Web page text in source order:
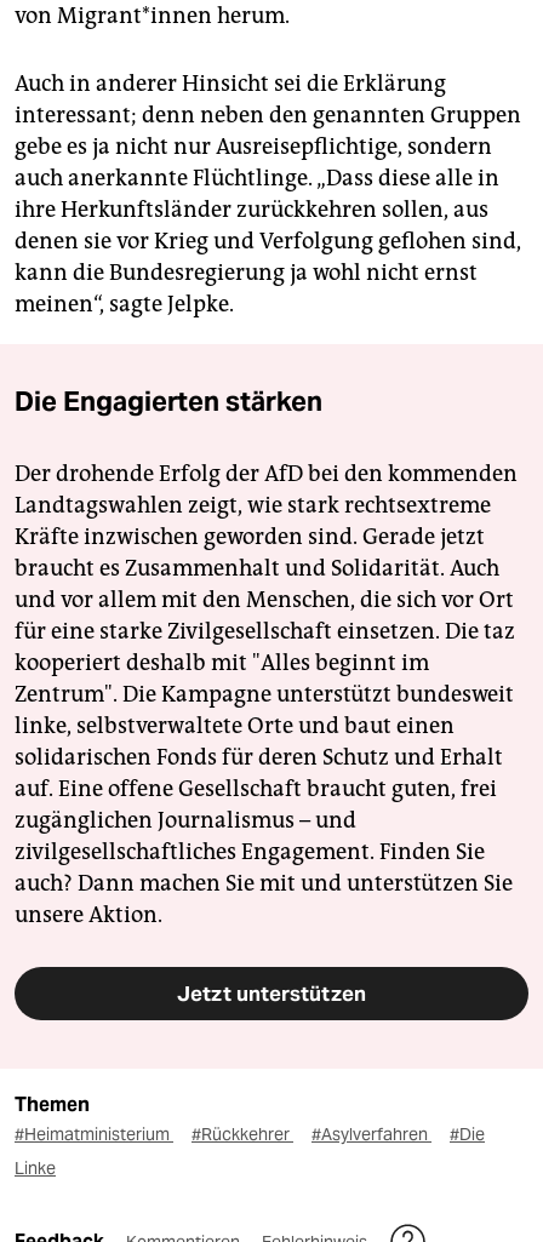
von Migrant*innen herum.
Auch in anderer Hinsicht sei die Erklärung
interessant; denn neben den genannten Gruppen
gebe es ja nicht nur Ausreisepflichtige, sondern
auch anerkannte Flüchtlinge. „Dass diese alle in
ihre Herkunftsländer zurückkehren sollen, aus
denen sie vor Krieg und Verfolgung geflohen sind,
kann die Bundesregierung ja wohl nicht ernst
meinen“, sagte Jelpke.
Die Engagierten stärken
Der drohende Erfolg der AfD bei den kommenden
Landtagswahlen zeigt, wie stark rechtsextreme
Kräfte inzwischen geworden sind. Gerade jetzt
braucht es Zusammenhalt und Solidarität. Auch
und vor allem mit den Menschen, die sich vor Ort
für eine starke Zivilgesellschaft einsetzen. Die taz
kooperiert deshalb mit "Alles beginnt im
Zentrum". Die Kampagne unterstützt bundesweit
linke, selbstverwaltete Orte und baut einen
solidarischen Fonds für deren Schutz und Erhalt
auf. Eine offene Gesellschaft braucht guten, frei
zugänglichen Journalismus – und
zivilgesellschaftliches Engagement. Finden Sie
auch? Dann machen Sie mit und unterstützen Sie
unsere Aktion.
Jetzt unterstützen
Themen
#Heimatministerium #Rückkehrer #Asylverfahren
#Die
Linke